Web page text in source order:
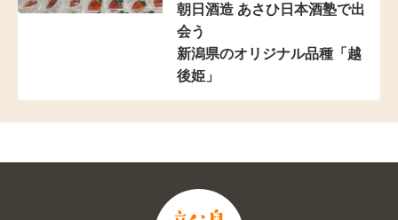
朝日酒造 あさひ日本酒塾で出
会う
新潟県のオリジナル品種「越
後姫」